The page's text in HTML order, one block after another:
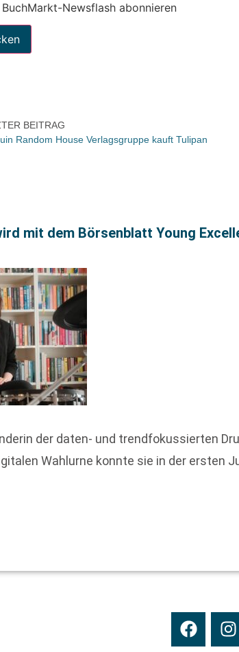
Newsflash abonnieren
BEITRAG
Random House Verlagsgruppe kauft Tulipan
mit dem Börsenblatt Young
der daten- und trendfokussierten
Wahlurne konnte sie in der